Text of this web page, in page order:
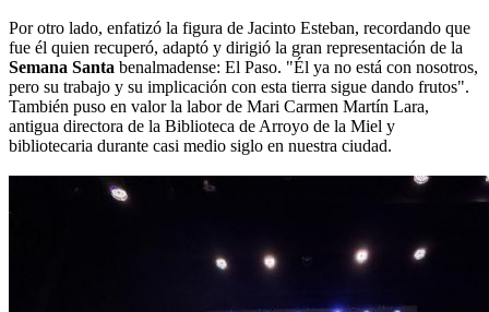
Por otro lado, enfatizó la figura de Jacinto Esteban, recordando que
fue él quien recuperó, adaptó y dirigió la gran representación de la
Semana Santa benalmadense: El Paso. "Él ya no está con nosotros,
pero su trabajo y su implicación con esta tierra sigue dando frutos".
También puso en valor la labor de Mari Carmen Martín Lara,
antigua directora de la Biblioteca de Arroyo de la Miel y
bibliotecaria durante casi medio siglo en nuestra ciudad.